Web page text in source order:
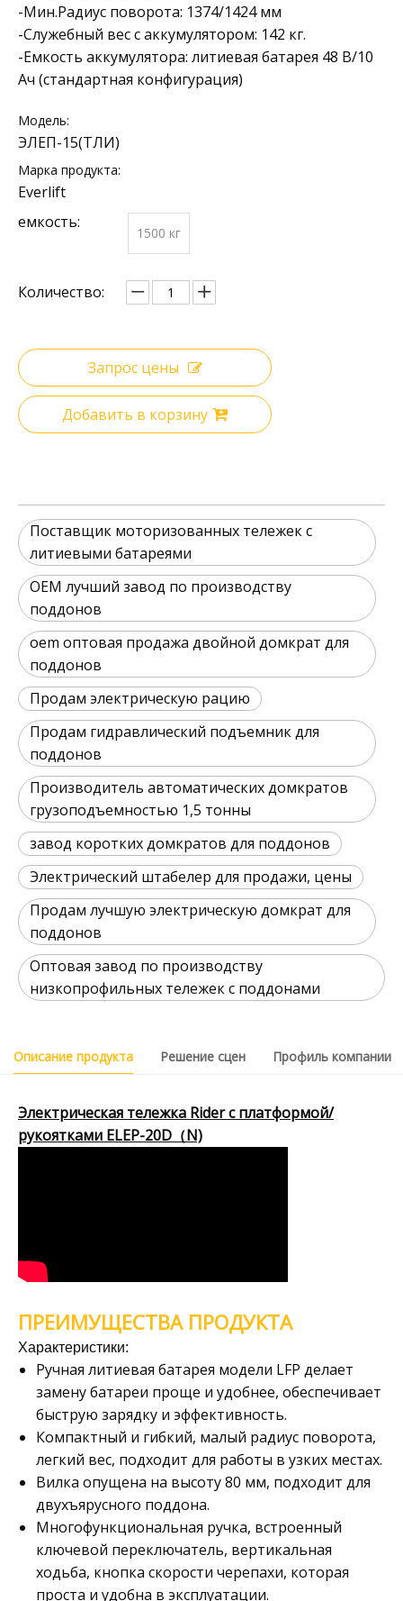
-Мин.Радиус поворота: 1374/1424 мм
-Служебный вес с аккумулятором: 142 кг.
-Емкость аккумулятора: литиевая батарея 48 В/10
Ач (стандартная конфигурация)
Модель:
ЭЛЕП-15(ТЛИ)
Марка продукта:
Everlift
емкость:
1500 кг
Количество:
Запрос цены
Добавить в корзину
Поставщик моторизованных тележек с
литиевыми батареями
OEM лучший завод по производству
поддонов
oem оптовая продажа двойной домкрат для
поддонов
Продам электрическую рацию
Продам гидравлический подъемник для
поддонов
Производитель автоматических домкратов
грузоподъемностью 1,5 тонны
завод коротких домкратов для поддонов
Электрический штабелер для продажи, цены
Продам лучшую электрическую домкрат для
поддонов
Оптовая завод по производству
низкопрофильных тележек с поддонами
Описание продукта Решение сцен Профиль компании
Электрическая тележка Rider с платформой/
рукоятками ELEP-20D（N)
ПРЕИМУЩЕСТВА ПРОДУКТА
Характеристики:
Ручная литиевая батарея модели LFP делает
замену батареи проще и удобнее, обеспечивает
быструю зарядку и эффективность.
Компактный и гибкий, малый радиус поворота,
легкий вес, подходит для работы в узких местах.
Вилка опущена на высоту 80 мм, подходит для
двухъярусного поддона.
Многофункциональная ручка, встроенный
ключевой переключатель, вертикальная
ходьба, кнопка скорости черепахи, которая
проста и удобна в эксплуатации.